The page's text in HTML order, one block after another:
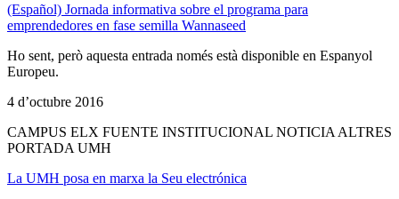
(Español) Jornada informativa sobre el programa para
emprendedores en fase semilla Wannaseed
Ho sent, però aquesta entrada només està disponible en Espanyol
Europeu.
4 d’octubre 2016
CAMPUS ELX FUENTE INSTITUCIONAL NOTICIA ALTRES
PORTADA UMH
La UMH posa en marxa la Seu electrónica